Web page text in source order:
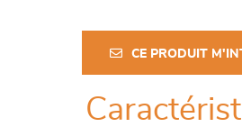
CE PRODUIT